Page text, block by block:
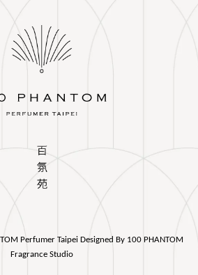
Perfumer Taipei Designed By 100 PHANTOM
Fragrance Studio